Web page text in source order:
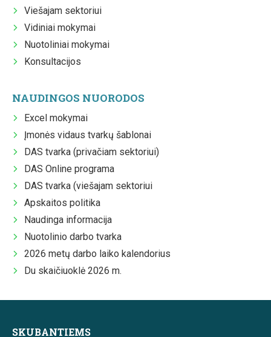
Viešajam sektoriui
Vidiniai mokymai
Nuotoliniai mokymai
Konsultacijos
NAUDINGOS NUORODOS
Excel mokymai
Įmonės vidaus tvarkų šablonai
DAS tvarka (privačiam sektoriui)
DAS Online programa
DAS tvarka (viešajam sektoriui
Apskaitos politika
Naudinga informacija
Nuotolinio darbo tvarka
2026 metų darbo laiko kalendorius
Du skaičiuoklė 2026 m.
SKUBANTIEMS